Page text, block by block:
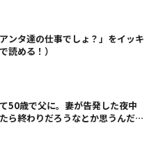
ンタ達の仕事でしょ？」をイッキ
読める！）
50歳で父に。妻が告発した夜中
ら終わりだろうなとか思うんだけ